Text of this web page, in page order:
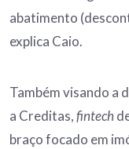
abatimento
explica Caio.
Também visando a
a Creditas,fintech
braço focado em